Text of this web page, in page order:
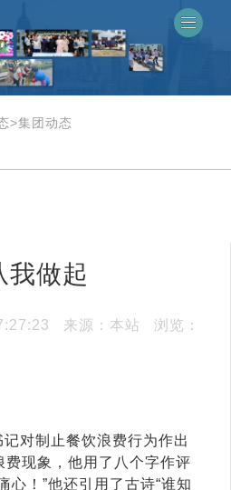
>集团动态
我做起
来源：本站
浏览：
对制止餐饮浪费行为作出
现象，他用了八个字作评
心！”他还引用了古诗“谁知